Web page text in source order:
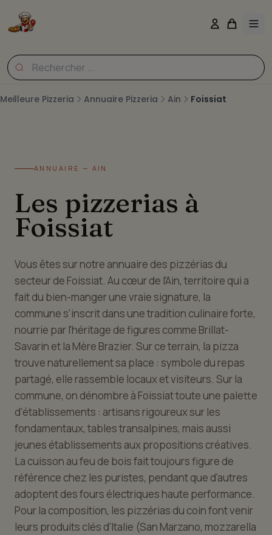
Meilleure Pizzeria Annuaire Pizzeria Ain Foissiat
ANNUAIRE — AIN
Les pizzerias à
Foissiat
Vous êtes sur notre annuaire des pizzérias du
secteur de Foissiat. Au cœur de l'Ain, territoire qui a
fait du bien-manger une vraie signature, la
commune s'inscrit dans une tradition culinaire forte,
nourrie par l'héritage de figures comme Brillat-
Savarin et la Mère Brazier. Sur ce terrain, la pizza
trouve naturellement sa place : symbole du repas
partagé, elle rassemble locaux et visiteurs. Sur la
commune, on dénombre à Foissiat toute une palette
d'établissements : artisans rigoureux sur les
fondamentaux, tables transalpines, mais aussi
jeunes établissements aux propositions créatives.
La cuisson au feu de bois fait toujours figure de
référence chez les puristes, pendant que d'autres
adoptent des fours électriques haute performance.
Pour la composition, les pizzérias du coin font venir
leurs produits clés d'Italie (San Marzano, mozzarella